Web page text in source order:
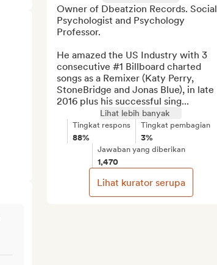
Owner of Dbeatzion Records. Social
Psychologist and Psychology
Professor.
He amazed the US Industry with 3
consecutive #1 Billboard charted
songs as a Remixer (Katy Perry,
StoneBridge and Jonas Blue), in late
2016 plus his successful sing...
Lihat lebih banyak
Tingkat respons
88%
Tingkat pembagian
3%
Jawaban yang diberikan
1,470
Lihat kurator serupa